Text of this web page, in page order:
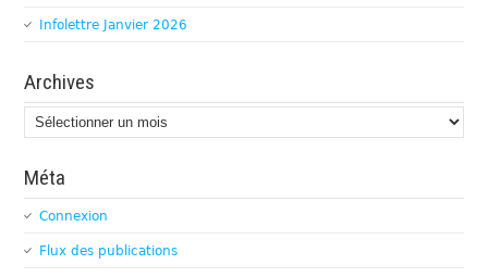
Infolettre Janvier 2026
Archives
Archives
Méta
Connexion
Flux des publications